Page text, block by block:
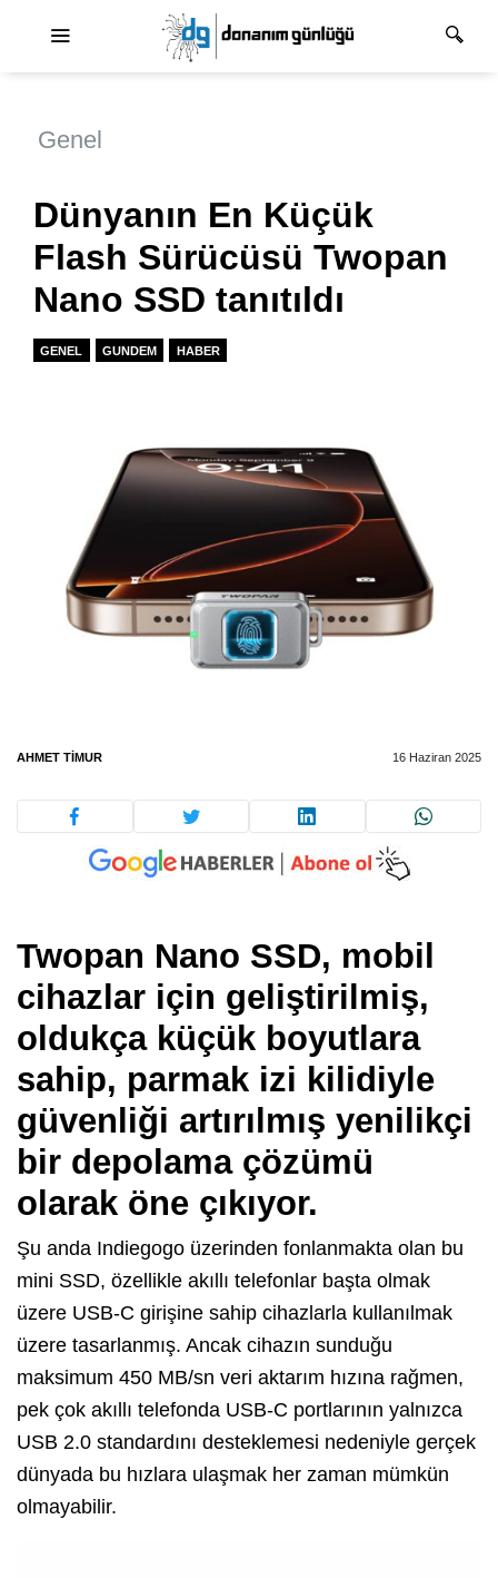
Genel
Dünyanın En Küçük
Flash Sürücüsü Twopan
Nano SSD tanıtıldı
GENEL GUNDEM HABER
AHMET TIMUR 16 Haziran 2025
Twopan Nano SSD, mobil
cihazlar için geliştirilmiş,
oldukça küçük boyutlara
sahip, parmak izi kilidiyle
güvenliği artırılmış yenilikçi
bir depolama çözümü
olarak öne çıkıyor.
Şu anda Indiegogo üzerinden fonlanmakta olan bu
mini SSD, özellikle akıllı telefonlar başta olmak
üzere USB-C girişine sahip cihazlarla kullanılmak
üzere tasarlanmış. Ancak cihazın sunduğu
maksimum 450 MB/sn veri aktarım hızına rağmen,
pek çok akıllı telefonda USB-C portlarının yalnızca
USB 2.0 standardını desteklemesi nedeniyle gerçek
dünyada bu hızlara ulaşmak her zaman mümkün
olmayabilir.